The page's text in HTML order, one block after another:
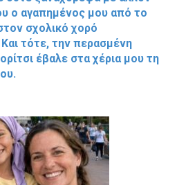
ο αγαπημένος μου από το
σχολικό χορό
τότε, την περασμένη
έβαλε στα χέρια μου τη